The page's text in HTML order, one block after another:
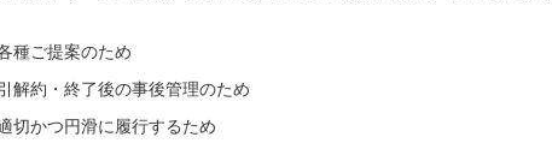
種ご提案のため
解約・終了後の事後管理のため
切かつ円滑に履行するため